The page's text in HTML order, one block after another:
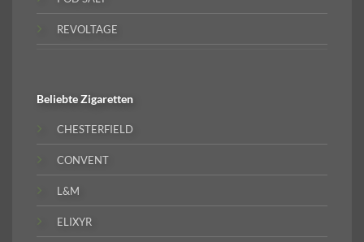
REVOLTAGE
BeliebteZigaretten
CHESTERFIELD
CONVENT
L&M
ELIXYR